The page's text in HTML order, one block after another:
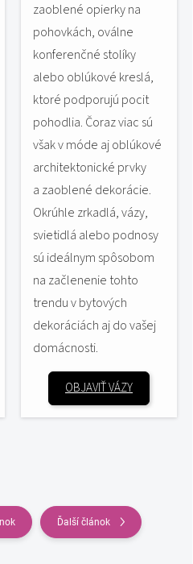
zaoblené opierky na
pohovkách, oválne
konferenčné stolíky
alebo oblúkové kreslá,
ktoré podporujú pocit
pohodlia. Čoraz viac sú
však v móde aj oblúkové
architektonické prvky
a zaoblené dekorácie.
Okrúhle zrkadlá, vázy,
svietidlá alebo podnosy
sú ideálnym spôsobom
na začlenenie tohto
trendu v bytových
dekoráciách aj do vašej
domácnosti.
OBJAVIŤ VÁZY
Ďalší článok